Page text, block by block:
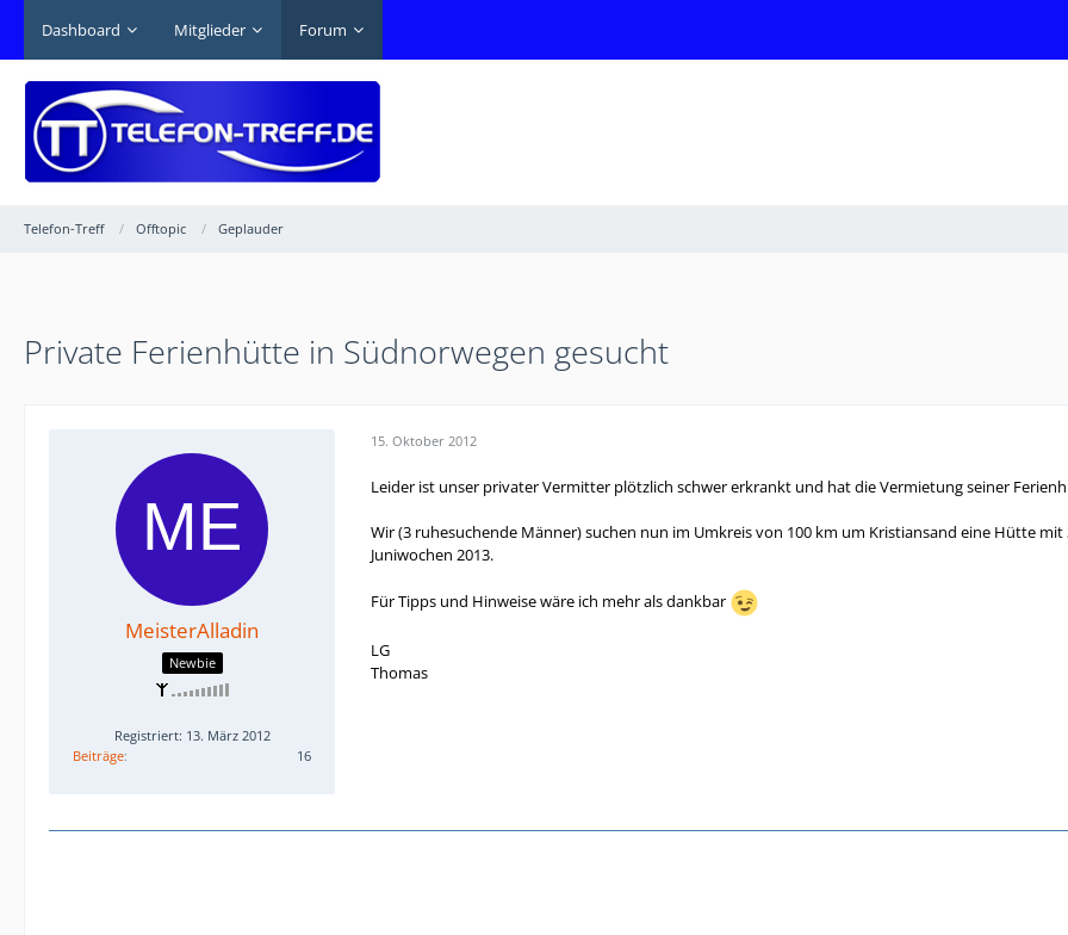
Dashboard Mitglieder Forum
Telefon-Treff Offtopic Geplauder
Private Ferienhütte in Südnorwegen gesucht
MeisterAlladin
Newbie
Registriert: 13. März 2012
Beiträge
16
15. Oktober 2012
Leider ist unser privater Vermitter plötzlich schwer erkrankt und hat die Vermietung seiner
Wir (3 ruhesuchende Männer) suchen nun im Umkreis von 100 km um Kristiansand eine Hütte
Juniwochen 2013.
Für Tipps und Hinweise wäre ich mehr als dankbar
LG
Thomas